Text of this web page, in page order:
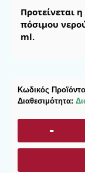
Προτείνεται
πόσιμου
ml.
Κωδικός
Διαθεσιμότητα:
-